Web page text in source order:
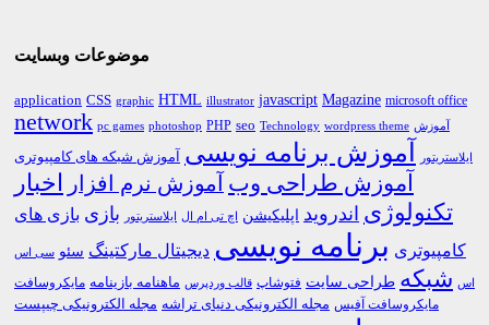
موضوعات وبسایت
application CSS graphic HTML illustrator javascript Magazine microsoft office
network pc games photoshop PHP seo Technology wordpress theme آموزش
ایلاستریتور آموزش برنامه نویسی آموزش شبکه های کامپیوتری
آموزش طراحی وب آموزش نرم افزار اخبار
تکنولوژی اندروید اپلیکیشن اچ تی ام ال ایلاستریتور بازی بازی های
کامپیوتری برنامه نویسی دیجیتال مارکتینگ سئو سی اس
اس شبکه طراحی سایت فتوشاپ قالب وردپرس ماهنامه بازینامه مایکروسافت
مایکروسافت آفیس مجله الکترونیکی دنیای تراشه مجله الکترونیکی چیپست